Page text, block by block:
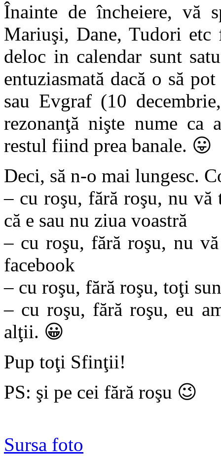
Înainte de încheiere, vă
Mariuşi, Dane, Tudori etc
deloc in calendar sunt
entuziasmată dacă o să
sau Evgraf (10
rezonanţă nişte nume ca
restul fiind prea banale. 😛
Deci, să n-o mai lungesc.
– cu roşu, fără roşu, nu vă
că e sau nu ziua voastră
– cu roşu, fără roşu, nu
facebook
– cu roşu, fără roşu, toţi
– cu roşu, fără roşu, eu
alţii. 😀
Pup toţi Sfinţii!
PS: şi pe cei fără roşu 😉
Sursa foto